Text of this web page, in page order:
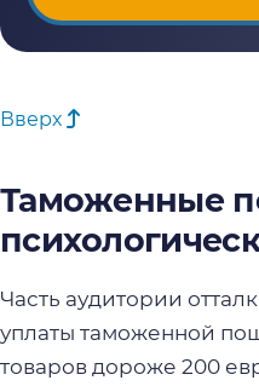
Вверх
Таможенные
Часть аудитории
уплаты таможенной
товаров дороже 200